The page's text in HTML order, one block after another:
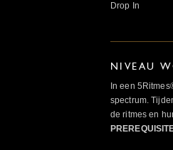
Drop In
NIVEAU
In een
spectrum.
de ritmes en